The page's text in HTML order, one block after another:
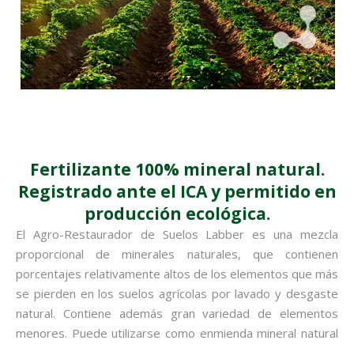
Fertilizante 100% mineral natural.
Registrado ante el ICA y permitido en
producción ecológica.
El Agro-Restaurador de Suelos Labber es una mezcla
proporcional de minerales naturales, que contienen
porcentajes relativamente altos de los elementos que más
se pierden en los suelos agrícolas por lavado y desgaste
natural. Contiene además gran variedad de elementos
menores. Puede utilizarse como enmienda mineral natural